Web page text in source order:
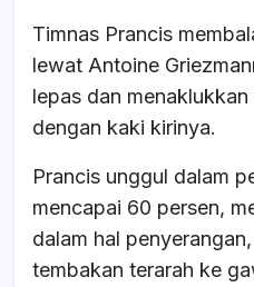
Timnas Prancis
lewat Antoine
lepas dan
dengan kaki kirinya.
Prancis unggul dalam
mencapai 60 persen,
dalam hal
tembakan terarah ke